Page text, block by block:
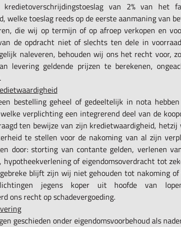
kredietoverschrijdingstoeslag van 2% van het
welke toeslag reeds op de eerste aanmaning van
die wij op termijn of op afroep verkopen en
de opdracht niet of slechts ten dele in
naleveren, behouden wij ons het recht voor,
levering geldende prijzen te berekenen,
bestelling geheel of gedeeltelijk in nota
verplichting een integrerend deel van de
ten bewijze van zijn kredietwaardigheid,
te stellen voor de nakoming van al zijn
door: storting van contante gelden, verlenen
hypotheekverlening of eigendomsoverdracht tot
blijft zijn wij niet gehouden tot nakoming
jegens koper uit hoofde van
ons recht op schadevergoeding.
geschieden onder eigendomsvoorbehoud als